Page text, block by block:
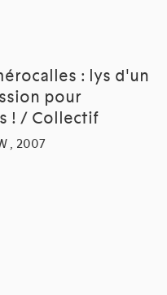
: lys d'un
pour
! / Collectif
, 2007